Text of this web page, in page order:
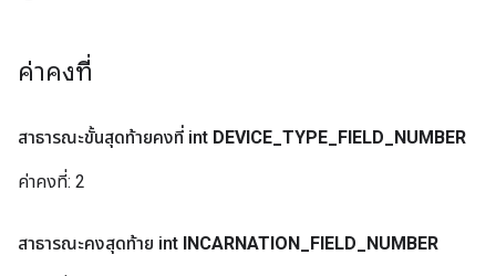
ค่าคงที่
สาธารณะขั้นสุดท้ายคงที่ int DEVICE TYPE FIELD NUMBER
ค่าคงที่: 2
สาธารณะคงสุดท้าย int INCARNATION FIELD NUMBER